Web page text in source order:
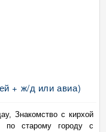
+ ж/д или авиа)
Знакомство с кирхой
по старому городу с